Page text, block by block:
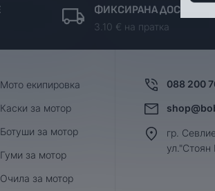
ФИКСИРАНА ДОСТАВКА
3.10 € на пратка
Мото екипировка
Каски за мотор
Ботуши за мотор
Гуми за мотор
Очила за мотор
088 200
гр.